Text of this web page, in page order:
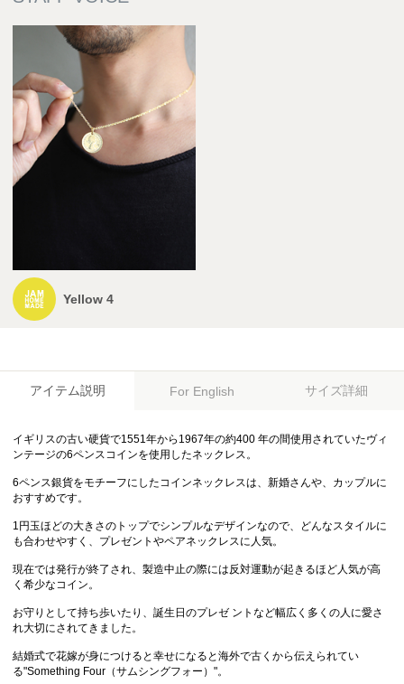
Yellow 4
アイテム説明 For English サイズ詳細
イギリスの古い硬貨で1551年から1967年の約400 年の間使用されていたヴィ
ンテージの6ペンスコインを使用したネックレス。
6ペンス銀貨をモチーフにしたコインネックレスは、新婚さんや、カップルに
おすすめです。
1円玉ほどの大きさのトップでシンプルなデザインなので、どんなスタイルに
も合わせやすく、プレゼントやペアネックレスに人気。
現在では発行が終了され、製造中止の際には反対運動が起きるほど人気が高
く希少なコイン。
お守りとして持ち歩いたり、誕生日のプレゼ ントなど幅広く多くの人に愛さ
れ大切にされてきました。
結婚式で花嫁が身につけると幸せになると海外で古くから伝えられてい
る"Something Four（サムシングフォー）"。